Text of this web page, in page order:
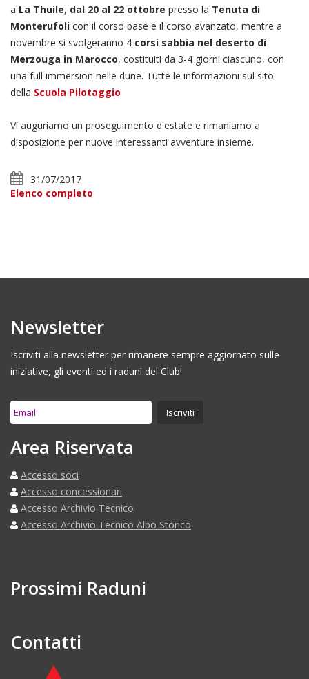
a La Thuile, dal 20 al 22 ottobre presso la Tenuta di
Monterufoli con il corso base e il corso avanzato, mentre a
novembre si svolgeranno 4 corsi sabbia nel deserto di
Merzouga in Marocco, costituiti da 3-4 giorni ciascuno, con
una full immersion nelle dune. Tutte le informazioni sul sito
della Scuola Pilotaggio
Vi auguriamo un proseguimento d'estate e rimaniamo a
disposizione per nuove interessanti avventure insieme.
31/07/2017
Elenco completo
Newsletter
Iscriviti alla newsletter per rimanere sempre aggiornato sulle
iniziative, gli eventi ed i raduni del Club!
Area Riservata
Accesso soci
Accesso concessionari
Accesso Archivio Tecnico
Accesso Archivio Tecnico Albo Storico
Prossimi Raduni
Contatti